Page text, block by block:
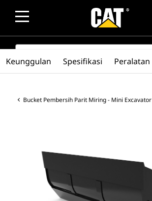
SEARCH
Bucket Pembersih Parit Miring - Mini Excavator
Keunggulan Spesifikasi Peralatan